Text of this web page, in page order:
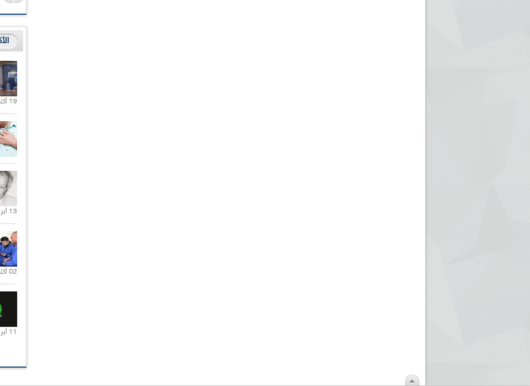
19 أكتوبر 2020 |
13 أبريل 2020 |
02 أكتوبر 2020 |
11 أبريل 2020 |